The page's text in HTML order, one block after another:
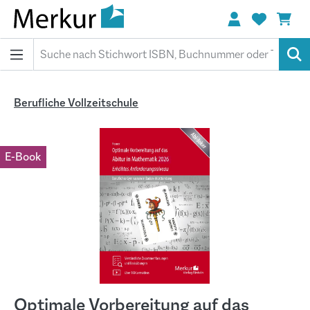
springen
Berufliche Vollzeitschule
E-Book
Optimale Vorbereitung auf das